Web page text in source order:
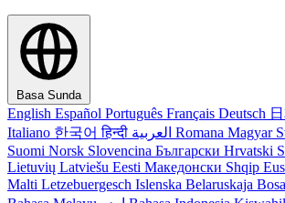
Basa Sunda
English Español Português Français Deutsch
Italiano 한국어हिन्दी Romana Magyar
Suomi Norsk Slovencina Български Hrvatski
Lietuvių Latviešu Eesti Македонски Shqip
Malti Letzebuergesch Islenska Belaruskaja